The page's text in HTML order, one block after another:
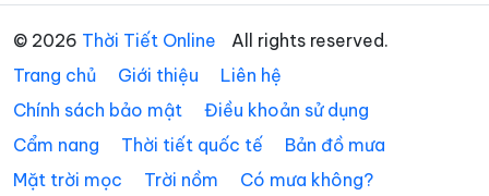
Xã Phương Thịnh Xã Tân Điền
Xã Tân Đông Xã Tân Dương
Xã Tân Hộ Cơ Xã Tân Hòa
Xã Tân Hồng Xã Tân Hương
© 2026 Thời Tiết Online
All rights reserved.
Trang chủ
Giới thiệu
Liên hệ
Chính sách bảo mật
Điều khoản sử dụng
Cẩm nang
Thời tiết quốc tế
Bản đồ mưa
Mặt trời mọc
Trời nồm Có mưa không?